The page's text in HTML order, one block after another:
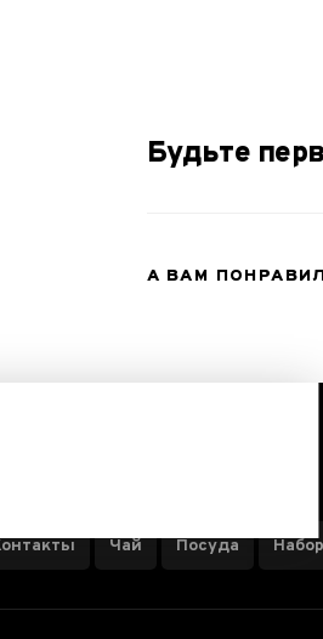
Будьте
А ВАМ
О КОМПАНИИ
Чай Посуда